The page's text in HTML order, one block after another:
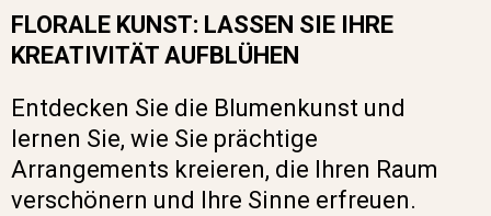
FLORALE KUNST: LASSEN SIE IHRE
KREATIVITÄT AUFBLÜHEN
Entdecken Sie die Blumenkunst und
lernen Sie, wie Sie prächtige
Arrangements kreieren, die Ihren Raum
verschönern und Ihre Sinne erfreuen.